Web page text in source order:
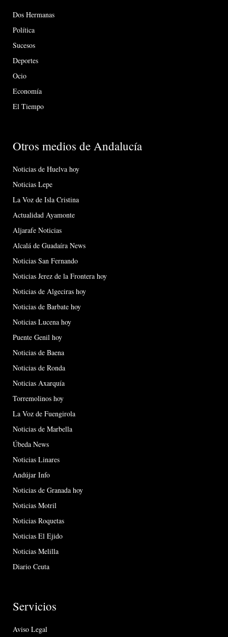
Dos Hermanas
Política
Sucesos
Deportes
Ocio
Economía
El Tiempo
Otros medios de Andalucía
Noticias de Huelva hoy
Noticias Lepe
La Voz de Isla Cristina
Actualidad Ayamonte
Aljarafe Noticias
Alcalá de Guadaíra News
Noticias San Fernando
Noticias Jerez de la Frontera hoy
Noticias de Algeciras hoy
Noticias de Barbate hoy
Noticias Lucena hoy
Puente Genil hoy
Noticias de Baena
Noticias de Ronda
Noticias Axarquía
Torremolinos hoy
La Voz de Fuengirola
Noticias de Marbella
Úbeda News
Noticias Linares
Andújar Info
Noticias de Granada hoy
Noticias Motril
Noticias Roquetas
Noticias El Ejido
Noticias Melilla
Diario Ceuta
Servicios
Aviso Legal